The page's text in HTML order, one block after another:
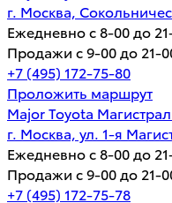
г. Москва,
Ежедневно с 8-00 до
Продажи с 9-00 до 21-
+7 (495) 172-75-80
Проложить маршрут
Major Toyota
г. Москва, ул. 1-я
Ежедневно с 8-00 до
Продажи с 9-00 до 21-
+7 (495) 172-75-78